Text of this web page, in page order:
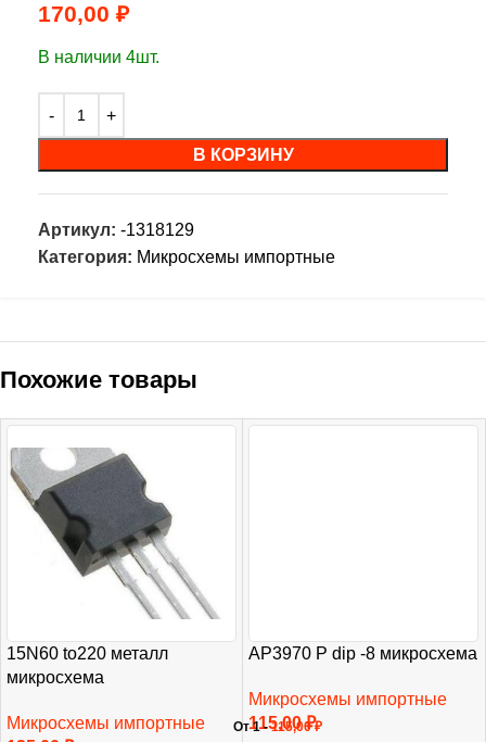
170,00 ₽
В наличии 4шт.
В КОРЗИНУ
Артикул: -1318129
Категория: Микросхемы импортные
Похожие товары
15N60 to220 металл
микросхема
Микросхемы импортные
AP3970 P dip -8 микросхема
Микросхемы импортные
115,00₽
От 1 -115,00₽